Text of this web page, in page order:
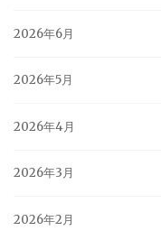
2026年6月
2026年5月
2026年4月
2026年3月
2026年2月